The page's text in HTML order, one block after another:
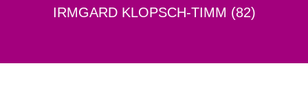
IRMGARD KLOPSCH-TIMM (82)